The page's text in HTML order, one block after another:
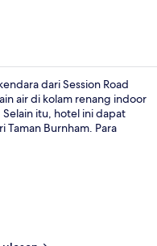
dari Session Road
air di kolam renang indoor
itu, hotel ini dapat
Burnham. Para